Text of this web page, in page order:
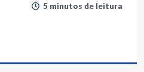
5 minutos de leitura